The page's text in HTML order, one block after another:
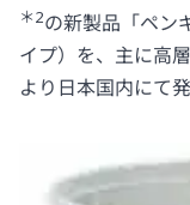
＊2の新製品「ペン
イプ）を、主に高
より日本国内にて